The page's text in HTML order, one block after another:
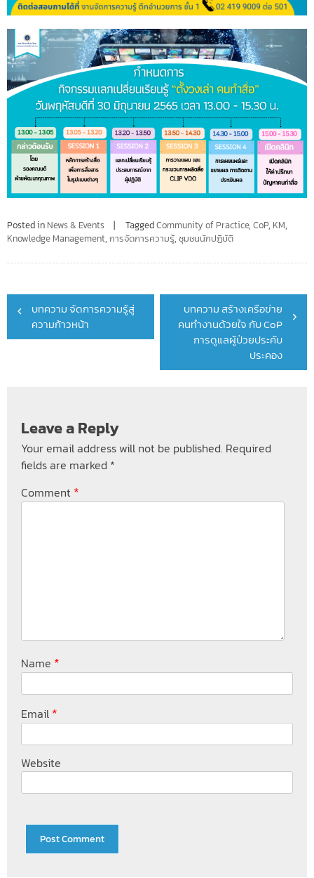
Posted in News & Events TaggedCommunity of Practice, CoP, KM,
Knowledge Management, การจัดการความรู้, ชุมชนนักปฏิบัติ
Post
navigation
บทความ จัดการความรู้สู่
ความก้าวหน้า
บทความ สร้างเครือข่าย
คนทำงานด้วยใจ กับ CoP
การดูแลผู้ป่วยประคับ
ประคอง
Leave a Reply
Your email address will not be published. Required
fields are marked *
Comment *
Name *
Email *
Website